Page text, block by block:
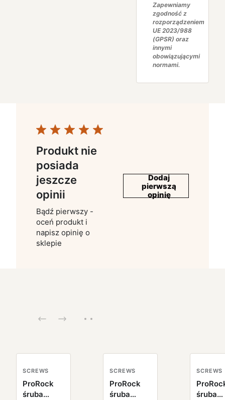
Zapewniamy
zgodność z
rozporządzeniem
UE 2023/988
(GPSR) oraz
innymi
obowiązującymi
normami.
Produkt nie
posiada
jeszcze
opinii
Bądź pierwszy -
oceń produkt i
napisz opinię o
sklepie
Dodaj
pierwszą
opinię
SCREWS
ProRock
śruba
SCREWS
ProRock
śruba
SCREWS
śruba